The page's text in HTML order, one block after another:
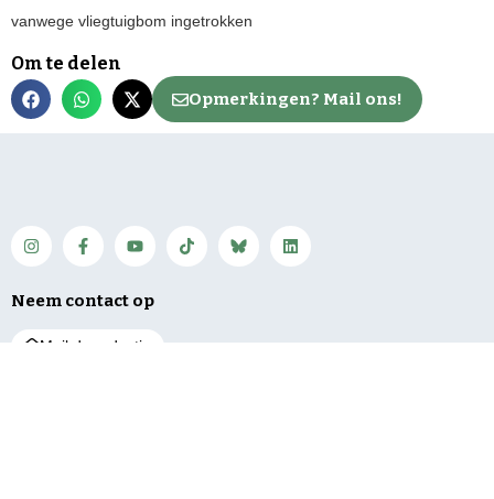
vanwege vliegtuigbom ingetrokken
Om te delen
Opmerkingen? Mail ons!
Neem contact op
Mail de redactie